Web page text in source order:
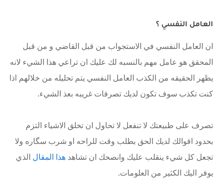
العامل النفسي ؟
ان العامل النفسي في الاستجواب من قبل القاضي و من قبل
المحقق هو عامل مهم بالنسبه لك عليك ان تراعي هذا الشيء لانه
يظهر الحقيقه من الكذب العامل النفسي يتم تحليله من خلالهم اذا
كنت تكذب سوف تكون لديك تصرفات غريبه بعذ الشيء.
تصرف على طبيعتك لا تنفعل لا تحاول ان تخلق الاشياء التزم
بحدود اقوالك لديك الحق بطلب وقت للراحه او شرب سگاره ولا
تجعل كل شيء ينقلب عليك وانصحك ان تشاهد هذا المقال الذي
يوفر اليك الكثير من العلومات.